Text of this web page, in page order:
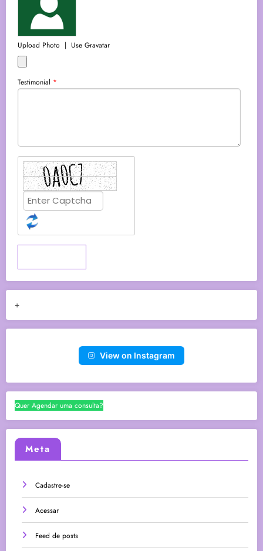
Upload Photo | Use Gravatar
Testimonial *
+
View on Instagram
Quer Agendar uma consulta?
Meta
Cadastre-se
Acessar
Feed de posts